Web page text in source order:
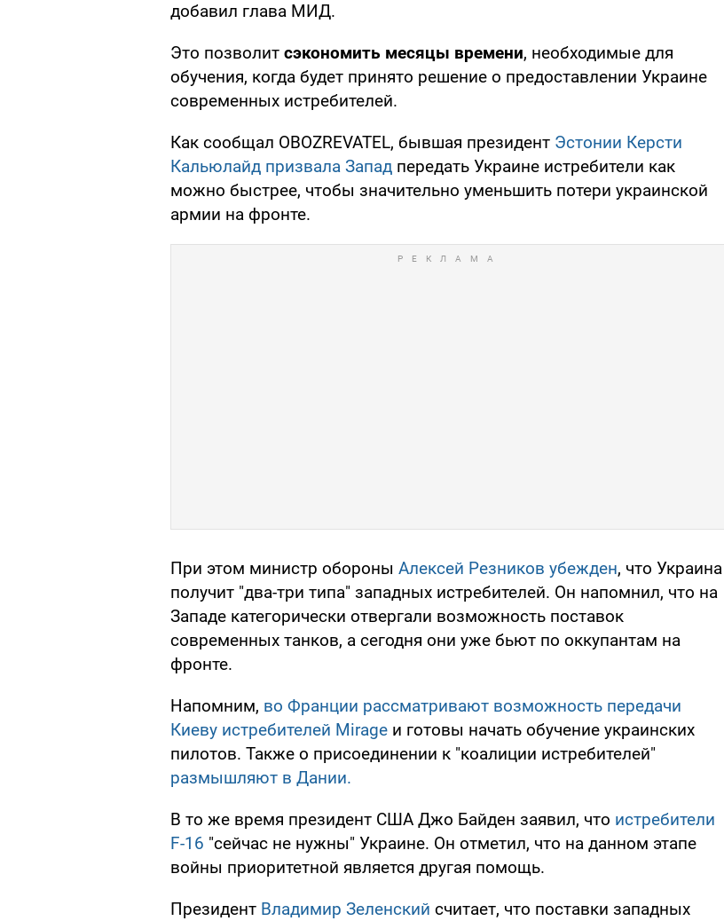
добавил глава МИД.
Это позволит сэкономить месяцы времени, необходимые для
обучения, когда будет принято решение о предоставлении Украине
современных истребителей.
Как сообщал OBOZREVATEL, бывшая президент Эстонии Керсти
Кальюлайд призвала Запад передать Украине истребители как
можно быстрее, чтобы значительно уменьшить потери украинской
армии на фронте.
При этом министр обороны Алексей Резников убежден, что Украина
получит "два-три типа" западных истребителей. Он напомнил, что на
Западе категорически отвергали возможность поставок
современных танков, а сегодня они уже бьют по оккупантам на
фронте.
Напомним, во Франции рассматривают возможность передачи
Киеву истребителей Mirage и готовы начать обучение украинских
пилотов. Также о присоединении к "коалиции истребителей"
размышляют в Дании.
В то же время президент США Джо Байден заявил, что истребители
F-16 "сейчас не нужны" Украине. Он отметил, что на данном этапе
войны приоритетной является другая помощь.
Президент Владимир Зеленский считает, что поставки западных